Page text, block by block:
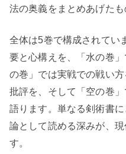
法の奥義をまとめあげたも
全体は5巻で構成されてい
要と心構えを、「水の巻
の巻」では実戦での戦い
批評を、そして「空の巻
語ります。単なる剣術書
論として読める深みが、
す。